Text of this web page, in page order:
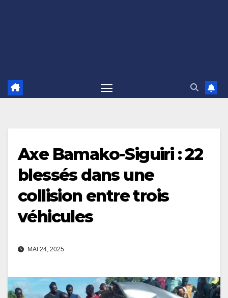
Axe Bamako-Siguiri : 22
blessés dans une
collision entre trois
véhicules
MAI 24, 2025